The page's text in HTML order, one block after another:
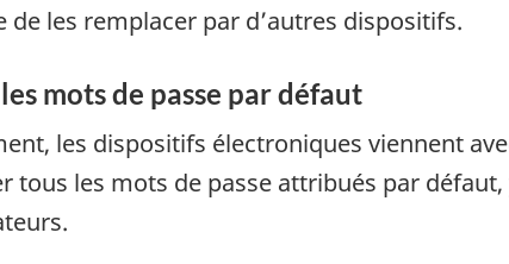
de les remplacer par d’autres dispositifs.
mots de passe par défaut
les dispositifs électroniques viennent
tous les mots de passe attribués par